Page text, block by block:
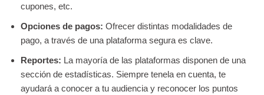
cupones, etc.
Opciones de pagos: Ofrecer distintas modalidades de
pago, a través de una plataforma segura es clave.
Reportes: La mayoría de las plataformas disponen de una
sección de estadísticas. Siempre tenela en cuenta, te
ayudará a conocer a tu audiencia y reconocer los puntos